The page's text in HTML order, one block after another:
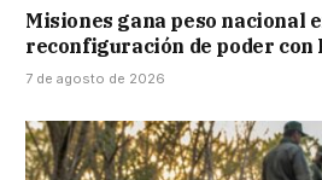
Misiones gana peso nacional
reconfiguración de poder con
7 de agosto de 2026